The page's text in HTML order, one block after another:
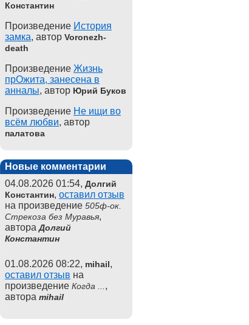
Константин
Произведение История
замка, автор Voronezh-
death
Произведение Жизнь
прОжита, занесена в
анналы, автор Юрий Буков
Произведение Не ищи во
всём любви, автор
палатова
Новые комментарии
04.08.2026 01:54, Долгий
Константин, оставил отзыв
на произведение 505ф-ок.
Стрекоза без Муравья,
автораДолгий
Константин
01.08.2026 08:22, mihail,
оставил отзыв на
произведение Когда ... ,
автора mihail